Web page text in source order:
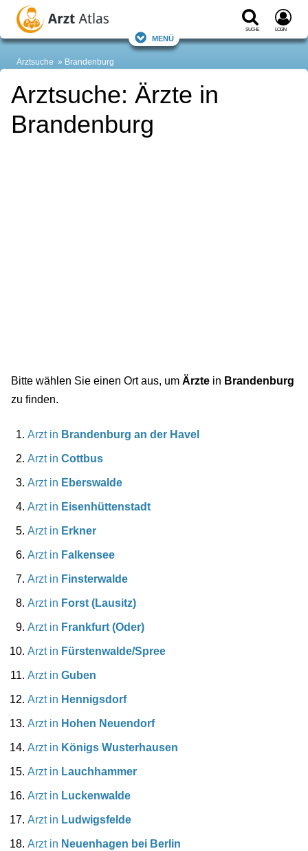
Suche Login
Menü
Arztsuche Brandenburg
Arztsuche: Ärzte in
Brandenburg
Bitte wählen Sie einen Ort aus, um Ärzte in Brandenburg
zu finden.
Arzt in Brandenburg an der Havel
Arzt in Cottbus
Arzt in Eberswalde
Arzt in Eisenhüttenstadt
Arzt in Erkner
Arzt in Falkensee
Arzt in Finsterwalde
Arzt in Forst (Lausitz)
Arzt in Frankfurt (Oder)
Arzt in Fürstenwalde/Spree
Arzt in Guben
Arzt in Hennigsdorf
Arzt in Hohen Neuendorf
Arzt in Königs Wusterhausen
Arzt in Lauchhammer
Arzt in Luckenwalde
Arzt in Ludwigsfelde
Arzt in Neuenhagen bei Berlin